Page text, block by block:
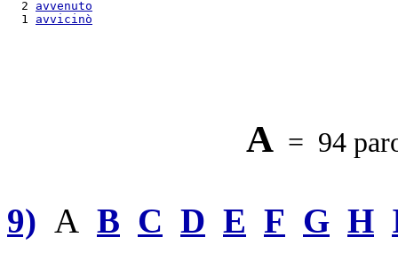
  2
avvenuto
  1
avvicinò
A= 94
9) A B C D E F G H